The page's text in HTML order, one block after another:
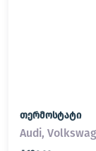
თერმოსტატი